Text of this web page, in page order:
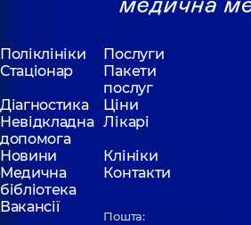
Поліклініки
Послуги
Стаціонар
Пакети
послуг
Діагностика
Ціни
Невідкладна
допомога
Лікарі
Новини
Клініки
Медична
бібліотека
Контакти
Вакансії
Пошта: